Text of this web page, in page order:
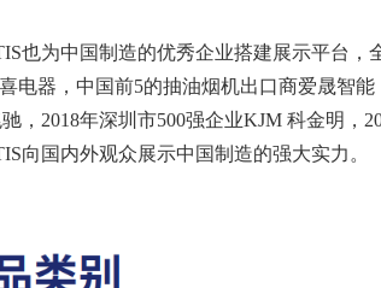
也为中国制造的优秀企业搭建展示平台
电器，中国前5的抽油烟机出口商爱晟智
，2018年深圳市500强企业KJM 科金明，
向国内外观众展示中国制造的强大实力。